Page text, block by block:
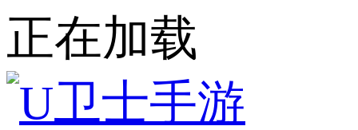
正在加载